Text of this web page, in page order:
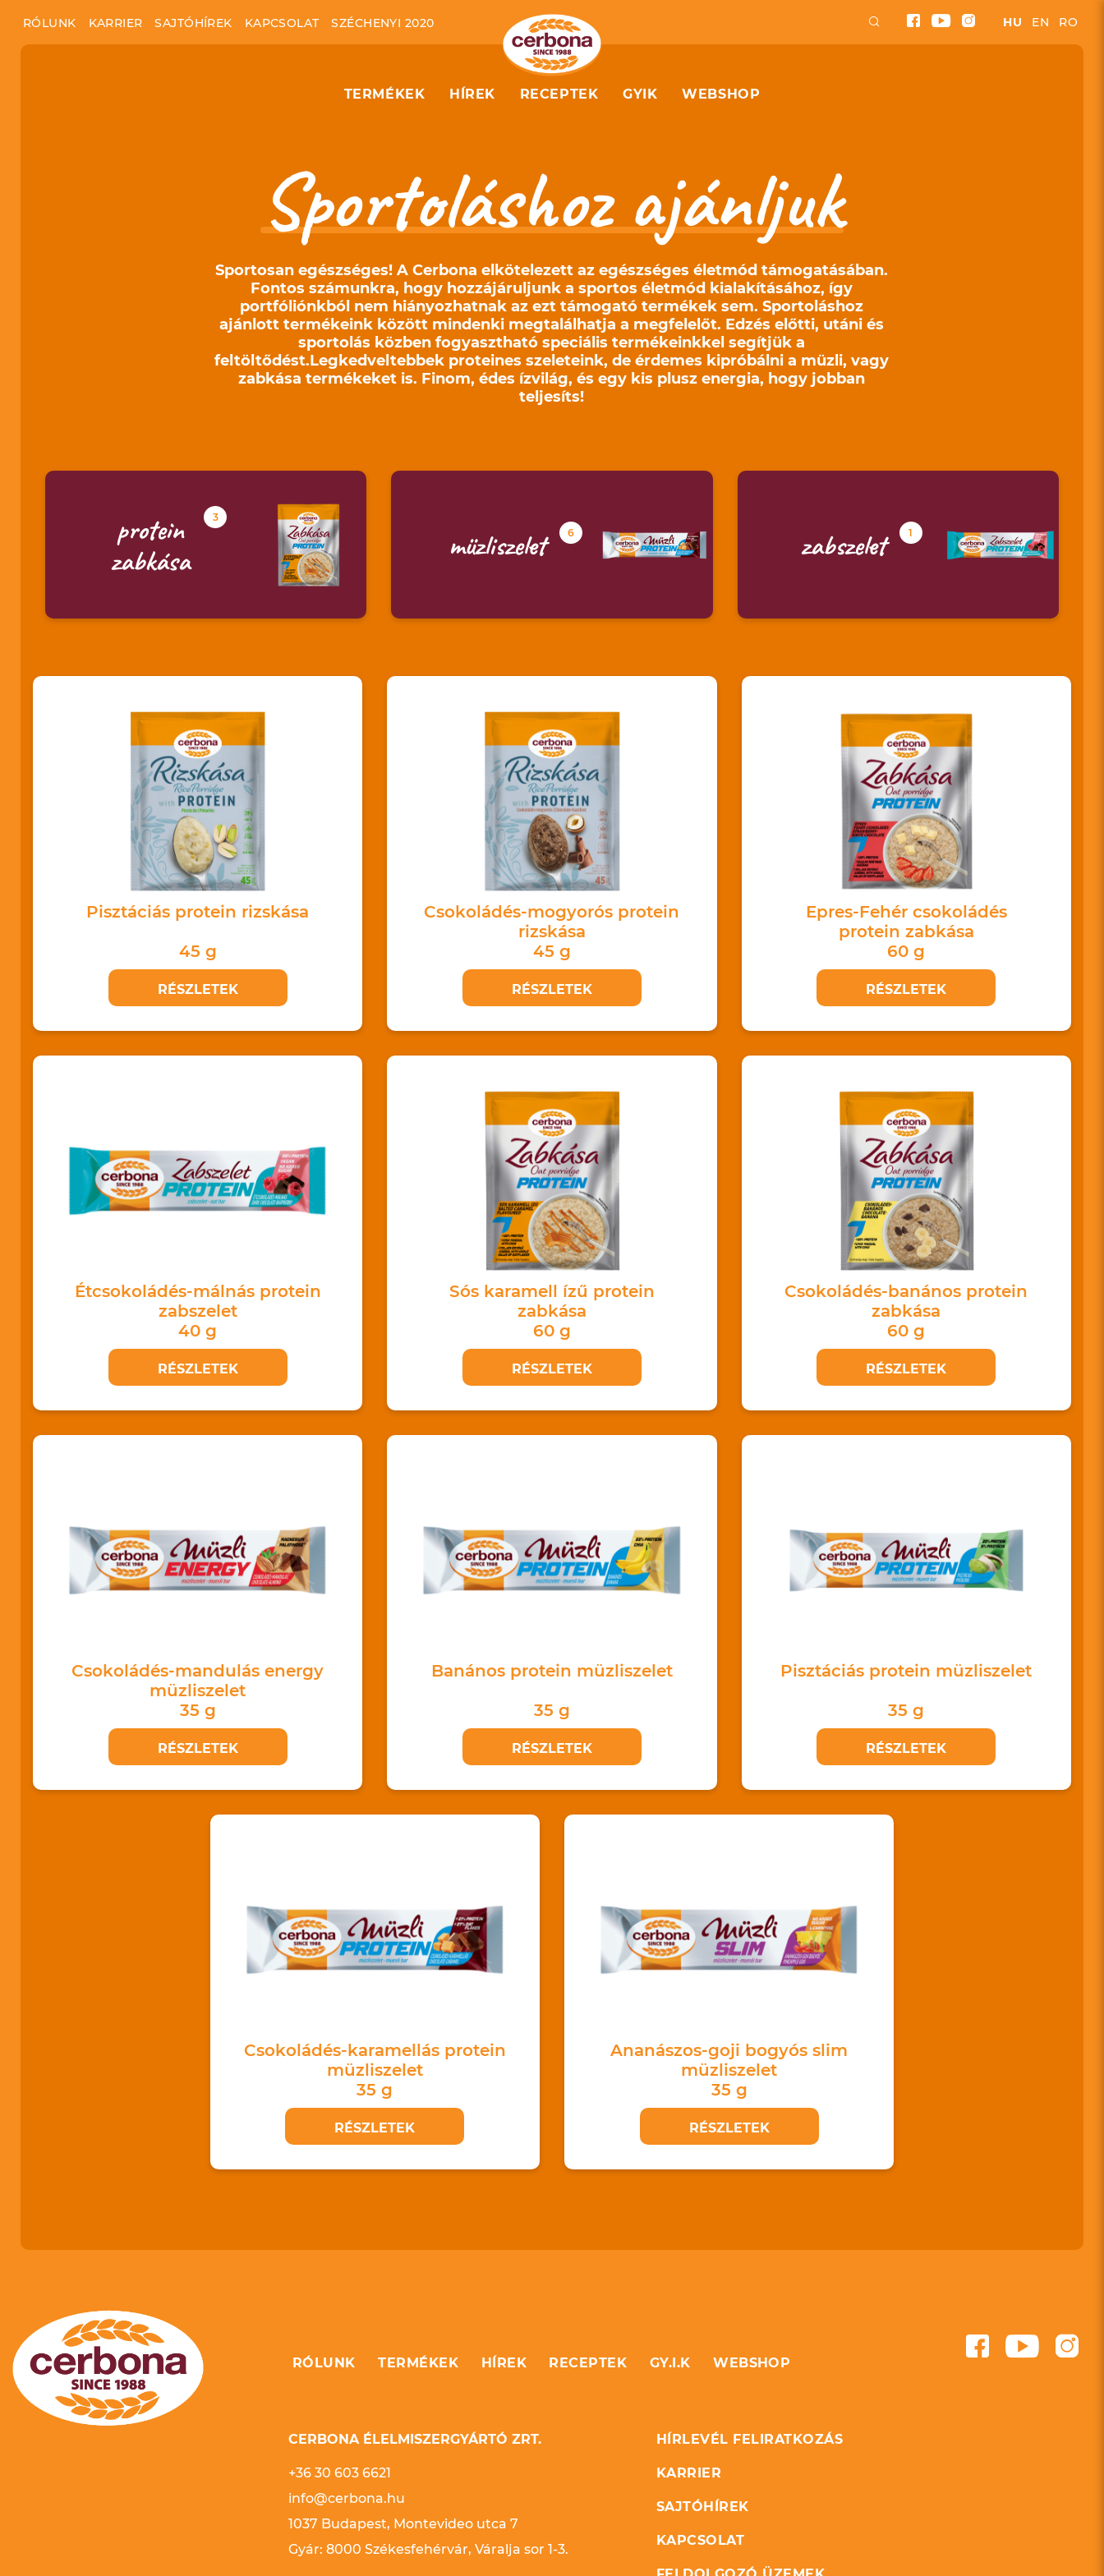
RÓLUNK KARRIER SAJTÓHÍREK KAPCSOLAT SZÉCHENYI 2020 HU EN RO
TERMÉKEK HÍREK RECEPTEK GYIK WEBSHOP
Sportoláshoz ajánljuk
Sportosan egészséges! A Cerbona elkötelezett az egészséges életmód támogatásában.
Fontos számunkra, hogy hozzájáruljunk a sportos életmód kialakításához, így
portfóliónkból nem hiányozhatnak az ezt támogató termékek sem. Sportoláshoz
ajánlott termékeink között mindenki megtalálhatja a megfelelőt. Edzés előtti, utáni és
sportolás közben fogyasztható speciális termékeinkkel segítjük a
feltöltődést.Legkedveltebbek proteines szeleteink, de érdemes kipróbálni a müzli, vagy
zabkása termékeket is. Finom, édes ízvilág, és egy kis plusz energia, hogy jobban
teljesíts!
3
protein
zabkása
6
müzliszelet 1
zabszelet
Pisztáciás protein rizskása
45 g
RÉSZLETEK
Csokoládés-mogyorós protein
rizskása
45 g
RÉSZLETEK
Epres-Fehér csokoládés
protein zabkása
60 g
RÉSZLETEK
Étcsokoládés-málnás protein
zabszelet
40 g
RÉSZLETEK
Sós karamell ízű protein
zabkása
60 g
RÉSZLETEK
Csokoládés-banános protein
zabkása
60 g
RÉSZLETEK
Csokoládés-mandulás energy
müzliszelet
35 g
RÉSZLETEK
Banános protein müzliszelet
35 g
RÉSZLETEK
Pisztáciás protein müzliszelet
35 g
RÉSZLETEK
Csokoládés-karamellás protein
müzliszelet
35 g
RÉSZLETEK
Ananászos-goji bogyós slim
müzliszelet
35 g
RÉSZLETEK
RÓLUNK TERMÉKEK HÍREK RECEPTEK GY.I.K WEBSHOP
CERBONA ÉLELMISZERGYÁRTÓ ZRT.
+36 30 603 6621
info@cerbona.hu
1037 Budapest, Montevideo utca 7
Gyár: 8000 Székesfehérvár, Váralja sor 1-3.
HÍRLEVÉL FELIRATKOZÁS
KARRIER
SAJTÓHÍREK
KAPCSOLAT